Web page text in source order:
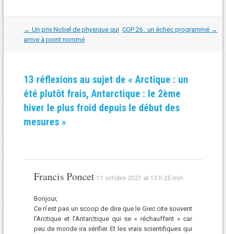
Navigation
dans
les
← Un prix Nobel de physique qui
arrive à point nommé
COP 26 : un échec programmé →
13 réflexions au sujet de « Arctique : un
été plutôt frais, Antarctique : le 2ème
hiver le plus froid depuis le début des
mesures»
Francis Poncet 11 octobre 2021 at 13 h 25 min
Bonjour,
Ce n’est pas un scoop de dire que le Giec cite souvent
l’Arctique et l’Antarctique qui se « réchauffent » car
peu de monde ira vérifier. Et les vrais scientifiques qui